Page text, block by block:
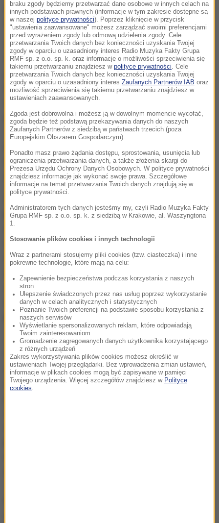
chirurg od razu mógł zoperować zaćmę czy wykonał
zabieg witrektomii.
Może się przyglądać, jak robią to doświadczeni
lekarze, ale to tylko teoria, a gdzie ma spróbować,
jeśli nie na symulatorze?- pyta prof. Robert Rejdak.
W lubelskiej klinice sprzęt bardzo dobrze się
sprawdził. Możliwości są praktycznie
nieograniczone. Można zacząć od prostych ćwiczeń
- typu nakłuwanie kulek w rzeczywistości 3D
wypracowanie sprawności po skomplikowane
zabiegi operacyjne.
Zadaniem prof. Rejdaka odwzorowanie jest
praktycznie stuprocentowe.Operacje na ciele
szklistym, odwarstwienie siatkówki, krwotok,
wszelkiego rodzaju urazy - to wszystko, z czym
mamy do czynienia w chirurgii oka, to można ćwiczyć
chcielibyśmy wykonać
symulatora więc mogą korzystać zarówno
początkujący, jak i doświadczeni chirurdzy oka.
Jednym z uczących się jest młody lekarz Jan
Ostrowski.Tutaj po pierwsze poznajemy sprzęt,
uczymy się techniki, ale również doskonale widzimy
czy postępujemy jak należy. Każdy błąd natychmiast
braku zgody będziemy przetwarzać dane osobowe w innych celach na
innych podstawach prawnych (informacje w tym zakresie dostępne są
w naszej polityce prywatności). Poprzez kliknięcie w przycisk
"ustawienia zaawansowane" możesz zarządzać swoimi preferencjami
przed wyrażeniem zgody lub odmową udzielenia zgody. Cele
przetwarzania Twoich danych bez konieczności uzyskania Twojej
zgody w oparciu o uzasadniony interes Radio Muzyka Fakty Grupa
RMF sp. z o.o. sp. k. oraz informacje o możliwości sprzeciwienia się
takiemu przetwarzaniu znajdziesz w polityce prywatności. Cele
przetwarzania Twoich danych bez konieczności uzyskania Twojej
zgody w oparciu o uzasadniony interes Zaufanych Partnerów IAB oraz
możliwość sprzeciwienia się takiemu przetwarzaniu znajdziesz w
ustawieniach zaawansowanych.
Zgoda jest dobrowolna i możesz ją w dowolnym momencie wycofać,
zgoda będzie też podstawą przekazywania danych do naszych
Zaufanych Partnerów z siedzibą w państwach trzecich (poza
Europejskim Obszarem Gospodarczym).
Ponadto masz prawo żądania dostępu, sprostowania, usunięcia lub
ograniczenia przetwarzania danych, a także złożenia skargi do
Prezesa Urzędu Ochrony Danych Osobowych. W polityce prywatności
znajdziesz informacje jak wykonać swoje prawa. Szczegółowe
informacje na temat przetwarzania Twoich danych znajdują się w
polityce prywatności.
Administratorem tych danych jesteśmy my, czyli Radio Muzyka Fakty
Grupa RMF sp. z o.o. sp. k. z siedzibą w Krakowie, al. Waszyngtona
1.
Stosowanie plików cookies i innych technologii
Wraz z partnerami stosujemy pliki cookies (tzw. ciasteczka) i inne
pokrewne technologie, które mają na celu:
Zapewnienie bezpieczeństwa podczas korzystania z naszych
stron
Ulepszenie świadczonych przez nas usług poprzez wykorzystanie
danych w celach analitycznych i statystycznych
Poznanie Twoich preferencji na podstawie sposobu korzystania z
naszych serwisów
Wyświetlanie spersonalizowanych reklam, które odpowiadają
Twoim zainteresowaniom
Gromadzenie zagregowanych danych użytkownika korzystającego
z różnych urządzeń
Zakres wykorzystywania plików cookies możesz określić w
ustawieniach Twojej przeglądarki. Bez wprowadzenia zmian ustawień,
informacje w plikach cookies mogą być zapisywane w pamięci
Twojego urządzenia. Więcej szczegółów znajdziesz w Polityce
cookies.